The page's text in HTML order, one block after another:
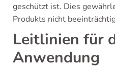
geschützt ist. Dies
Produkts nicht
Leitlinien für
Anwendung